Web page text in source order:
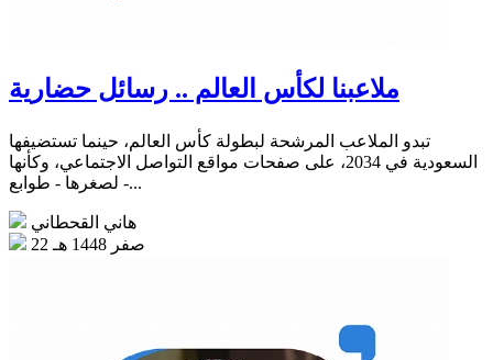
ملاعبنا لكأس العالم .. رسائل حضارية
تبدو الملاعب المرشحة لبطولة كأس العالم، حينما تستضيفها
السعودية في 2034، على صفحات مواقع التواصل الاجتماعي، وكأنها
- لصغرها - طوابع...
هاني القحطاني
22 صفر 1448 هـ